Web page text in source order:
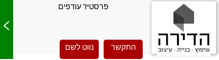
פרסטיז' עודפים
התקשר נווט לשם
>